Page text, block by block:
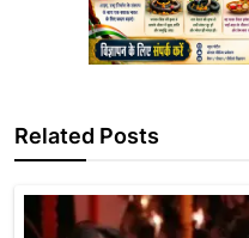
Related Posts